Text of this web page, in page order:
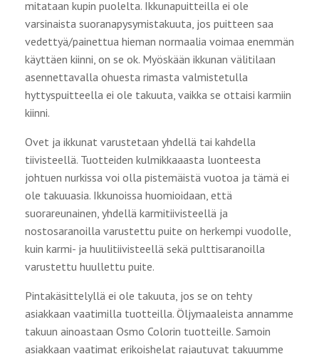
mitataan kupin puolelta. Ikkunapuitteilla ei ole
varsinaista suoranapysymistakuuta, jos puitteen saa
vedettyä/painettua hieman normaalia voimaa enemmän
käyttäen kiinni, on se ok. Myöskään ikkunan välitilaan
asennettavalla ohuesta rimasta valmistetulla
hyttyspuitteella ei ole takuuta, vaikka se ottaisi karmiin
kiinni.
Ovet ja ikkunat varustetaan yhdellä tai kahdella
tiivisteellä. Tuotteiden kulmikkaaasta luonteesta
johtuen nurkissa voi olla pistemäistä vuotoa ja tämä ei
ole takuuasia. Ikkunoissa huomioidaan, että
suorareunainen, yhdellä karmitiivisteellä ja
nostosaranoilla varustettu puite on herkempi vuodolle,
kuin karmi- ja huulitiivisteellä sekä pulttisaranoilla
varustettu huullettu puite.
Pintakäsittelyllä ei ole takuuta, jos se on tehty
asiakkaan vaatimilla tuotteilla. Öljymaaleista annamme
takuun ainoastaan Osmo Colorin tuotteille. Samoin
asiakkaan vaatimat erikoishelat rajautuvat takuumme